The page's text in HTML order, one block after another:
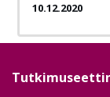
10.12.2020